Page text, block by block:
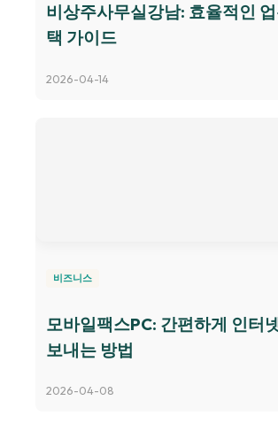
비상주사무실강남: 효율적인
택 가이드
2026-04-14
비즈니스
모바일팩스PC: 간편하게 인터
보내는 방법
2026-04-08